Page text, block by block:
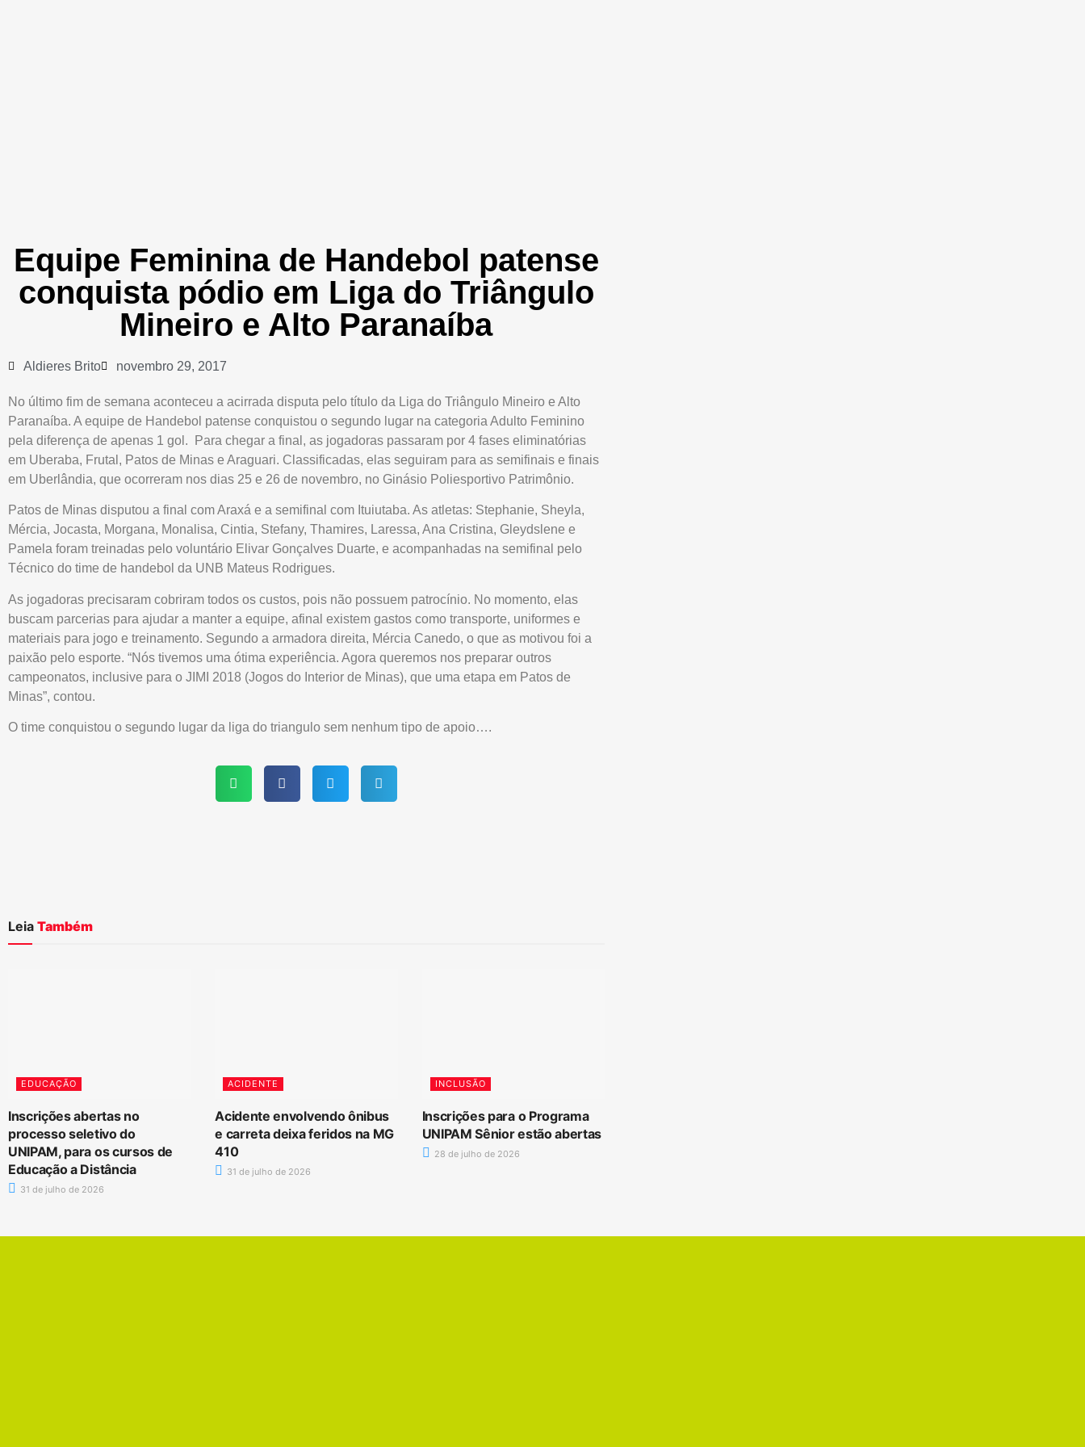
Equipe Feminina de Handebol patense
conquista pódio em Liga do Triângulo
Mineiro e Alto Paranaíba
Aldieres Brito novembro 29, 2017
No último fim de semana aconteceu a acirrada disputa pelo título da Liga do Triângulo Mineiro e Alto
Paranaíba. A equipe de Handebol patense conquistou o segundo lugar na categoria Adulto Feminino
pela diferença de apenas 1 gol. Para chegar a final, as jogadoras passaram por 4 fases eliminatórias
em Uberaba, Frutal, Patos de Minas e Araguari. Classificadas, elas seguiram para as semifinais e finais
em Uberlândia, que ocorreram nos dias 25 e 26 de novembro, no Ginásio Poliesportivo Patrimônio.
Patos de Minas disputou a final com Araxá e a semifinal com Ituiutaba. As atletas: Stephanie, Sheyla,
Mércia, Jocasta, Morgana, Monalisa, Cintia, Stefany, Thamires, Laressa, Ana Cristina, Gleydslene e
Pamela foram treinadas pelo voluntário Elivar Gonçalves Duarte, e acompanhadas na semifinal pelo
Técnico do time de handebol da UNB Mateus Rodrigues.
As jogadoras precisaram cobriram todos os custos, pois não possuem patrocínio. No momento, elas
buscam parcerias para ajudar a manter a equipe, afinal existem gastos como transporte, uniformes e
materiais para jogo e treinamento. Segundo a armadora direita, Mércia Canedo, o que as motivou foi a
paixão pelo esporte. “Nós tivemos uma ótima experiência. Agora queremos nos preparar outros
campeonatos, inclusive para o JIMI 2018 (Jogos do Interior de Minas), que uma etapa em Patos de
Minas”, contou.
O time conquistou o segundo lugar da liga do triangulo sem nenhum tipo de apoio….
Leia Também
EDUCAÇÃO
Inscrições abertas no
processo seletivo do
UNIPAM, para os cursos de
Educação a Distância
31 de julho de 2026
ACIDENTE
Acidente envolvendo ônibus
e carreta deixa feridos na MG
410
31 de julho de 2026
INCLUSÃO
Inscrições para o Programa
UNIPAM Sênior estão abertas
28 de julho de 2026